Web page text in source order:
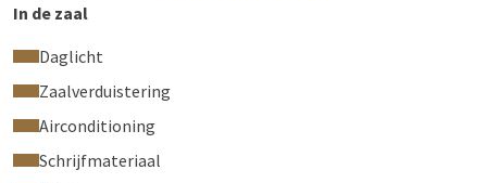
In de zaal
Daglicht
Zaalverduistering
Airconditioning
Schrijfmateriaal